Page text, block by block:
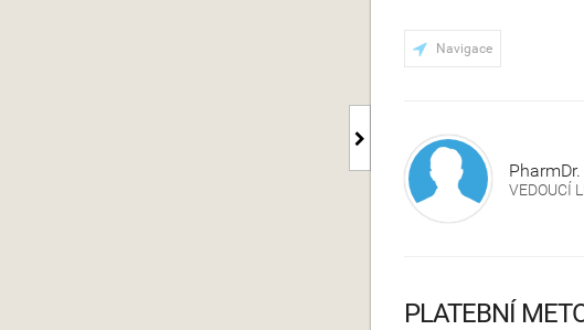
Navigace
PharmDr.
VEDOUCÍ
PLATEBNÍ